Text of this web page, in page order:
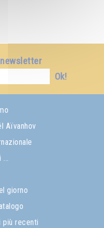
Ok!
Aïvanhov
...
giorno
più recenti